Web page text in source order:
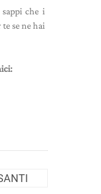
che i
se ne hai